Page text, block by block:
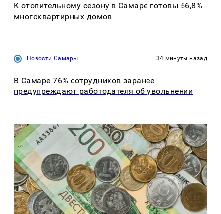
К отопительному сезону в Самаре готовы 56,8%
многоквартирных домов
Новости Самары 34 минуты назад
В Самаре 76% сотрудников заранее
предупреждают работодателя об увольнении